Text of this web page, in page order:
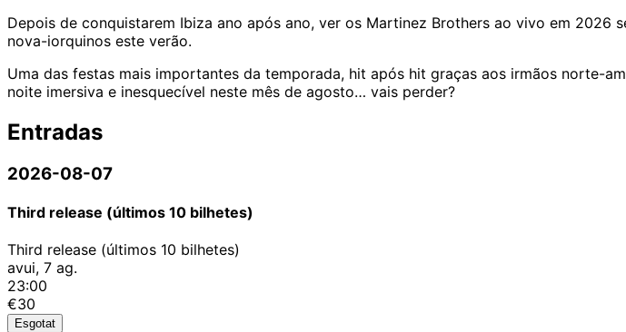
Depois de conquistarem Ibiza ano após ano, ver os Martinez Brothers ao vivo em
nova-iorquinos este verão.
Uma das festas mais importantes da temporada, hit após hit graças aos irmãos norte-
noite imersiva e inesquecível neste mês de agosto… vais perder?
Entradas
2026-08-07
Third release (últimos 10 bilhetes)
Third release (últimos 10 bilhetes)
avui, 7 ag.
23:00
€30
Esgotat